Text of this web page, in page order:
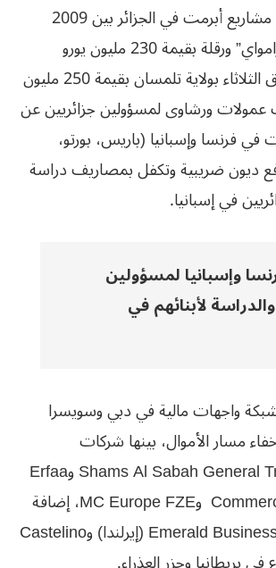
وتعود القضية إلى مشاريع أبرمت في الجزائر بين 2009
و2013، أبرزها ‏”ترامواي” ورقلة بقيمة 230 مليون يورو
ومحطة تحلية سوق الثلاثاء بولاية تلمسان ‏بقيمة 250 مليون
ورشاوى لمسؤولين جزائريين عن
فرنسا وإسبانيا (باريس، بورتو،
ديون ‏ضريبية وتكفل بمصاريف دراسة
في إسبانيا.
وإسبانيا لمسؤولين
والدراسة لأبنائهم في
واجهات مالية في دبي وسويسرا
‏مسار الأموال، بينها شركات
مثل Shams Al Sabah General Trading ‎LLC وErfaa
Commercial Broker LLC وMC Europe FZE، إضافة
‏إلى Emerald Business Consulting (إيرلندا) وCastelino